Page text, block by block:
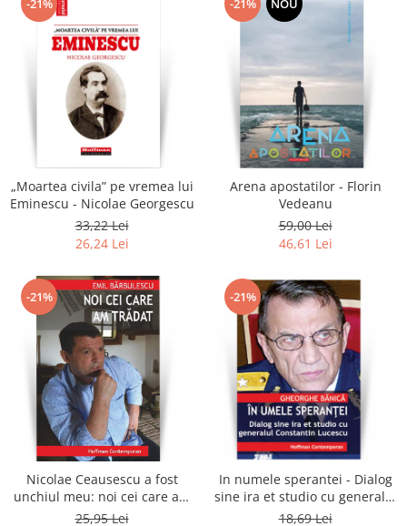
-21%
„Moartea civila” pe vremea lui
Eminescu - Nicolae Georgescu
33,22 Lei
26,24 Lei
-21% NOU
Arena apostatilor - Florin
Vedeanu
59,00 Lei
46,61 Lei
-21%
Nicolae Ceausescu a fost
unchiul meu: noi cei care am
tradat - Emil Barbulescu
25,95 Lei
-21%
In numele sperantei - Dialog
sine ira et studio cu generalul
Constantin Lucescu -
18,69 Lei